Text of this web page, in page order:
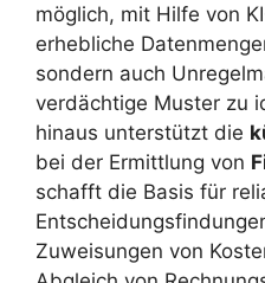
möglich, mit Hilfe von
erhebliche
sondern auch
verdächtige Muster zu
hinaus unterstützt die
bei der Ermittlung von
schafft die Basis für
Zuweisungen von